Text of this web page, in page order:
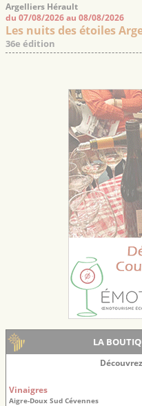
Argelliers Hérault
du 07/08/2026 au 08/08/2026
Les nuits des étoiles
36e édition
LA
Vinaigres
Aigre-Doux Sud Cévennes